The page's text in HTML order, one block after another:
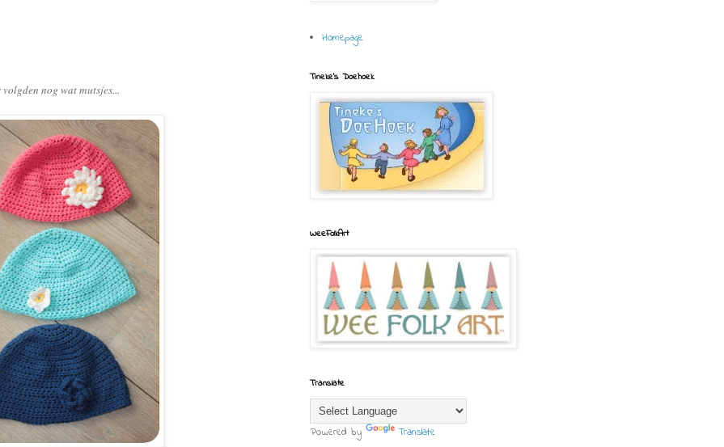
volgden nog wat mutsjes...
Homepage
Tineke's Doehoek
WeeFolkArt
Translate
Powered by Translate